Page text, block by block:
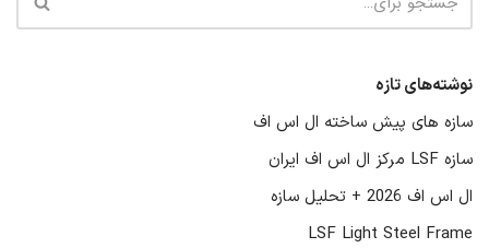
نوشته‌های تازه
سازه‌ های پیش‌ ساخته ال‌ اس‌ اف
سازه LSF مرکز ال اس اف ایران
ال اس اف 2026 + تحلیل سازه
LSF Light Steel Frame